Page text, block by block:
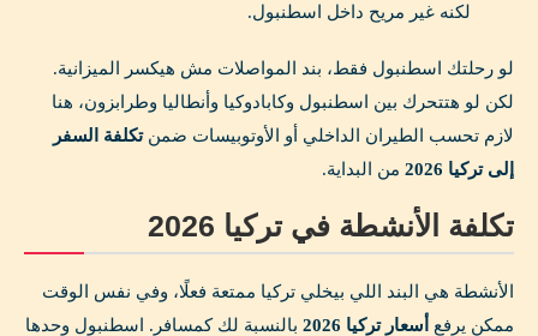
لكنه غير مريح داخل اسطنبول.
لو رحلتك اسطنبول فقط، بند المواصلات مش هيكسر الميزانية.
لكن لو هتتحرك بين اسطنبول وكابادوكيا وأنطاليا وطرابزون، هنا
لازم تحسب الطيران الداخلي أو الأوتوبيسات ضمنتكلفة السفر
إلى تركيا 2026
من البداية.
تكلفة الأنشطة في تركيا 2026
الأنشطة هي البند اللي بيخلي تركيا ممتعة فعلًا، وفي نفس الوقت
ممكن يرفع أسعار تركيا 2026
بالنسبة لك كمسافر. اسطنبول وحدها